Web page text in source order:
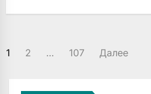
ПАГИНАЦИЯ
1 2 … 107 Далее